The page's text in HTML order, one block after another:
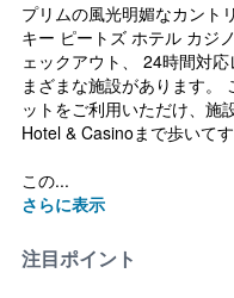
プリムの風光明媚なカント
キー ピートズ ホテル カジ
ェックアウト、 24時間対
まざまな施設があります。
ットをご利用いただけ、施
Hotel & Casinoまで歩いて
この...
さらに表示
注目ポイント